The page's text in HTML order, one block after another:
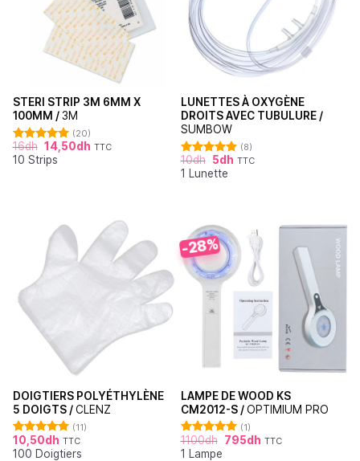
STERI STRIP 3M 6MM X
100MM /3M
Note
4.95
sur 5
(20)
16dh 14,50dh TTC
10 Strips
LUNETTES À OXYGÈNE
DROITS AVEC TUBULURE /
SUMBOW
Note
4.88
sur 5
(8)
10dh 5dh TTC
1 Lunette
DOIGTIERS POLYÉTHYLÈNE
5 DOIGTS /CLENZ
Note5.00
sur 5
(11)
10,50dh TTC
100 Doigtiers
-28%
LAMPE DE WOOD KS
CM2012-S /OPTIMIUM PRO
Note5.00
sur 5
(1)
1100dh 795dh TTC
1 Lampe